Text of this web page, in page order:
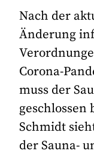
Nach der
Änderung
Corona-
muss der
geschlossen
Schmidt
der Sauna-